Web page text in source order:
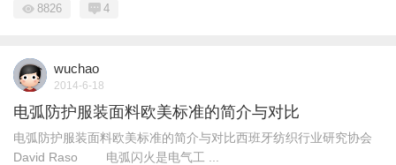
8826 4
wuchao
2014-6-18
电弧防护服装面料欧美标准的简介与对比
电弧防护服装面料欧美标准的简介与对比西班牙纺织行业研究协会
David Raso 电弧闪火是电气工 ...